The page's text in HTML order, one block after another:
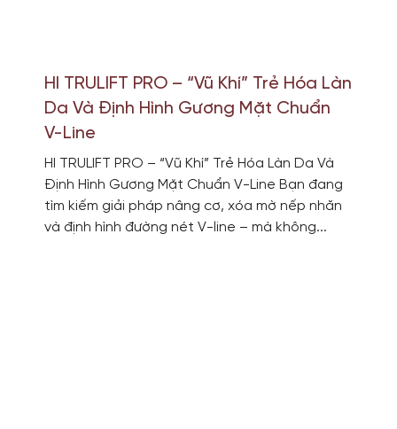
HI TRULIFT PRO – “Vũ Khí” Trẻ Hóa Làn
Da Và Định Hình Gương Mặt Chuẩn
V-Line
HI TRULIFT PRO – “Vũ Khí” Trẻ Hóa Làn Da Và
Định Hình Gương Mặt Chuẩn V-Line Bạn đang
tìm kiếm giải pháp nâng cơ, xóa mờ nếp nhăn
và định hình đường nét V-line – mà không...